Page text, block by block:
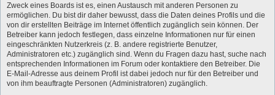
Zweck eines Boards ist es, einen Austausch mit anderen Personen zu
ermöglichen. Du bist dir daher bewusst, dass die Daten deines Profils und die
von dir erstellten Beiträge im Internet öffentlich zugänglich sein können. Der
Betreiber kann jedoch festlegen, dass einzelne Informationen nur für einen
eingeschränkten Nutzerkreis (z. B. andere registrierte Benutzer,
Administratoren etc.) zugänglich sind. Wenn du Fragen dazu hast, suche nach
entsprechenden Informationen im Forum oder kontaktiere den Betreiber. Die
E-Mail-Adresse aus deinem Profil ist dabei jedoch nur für den Betreiber und
von ihm beauftragte Personen (Administratoren) zugänglich.